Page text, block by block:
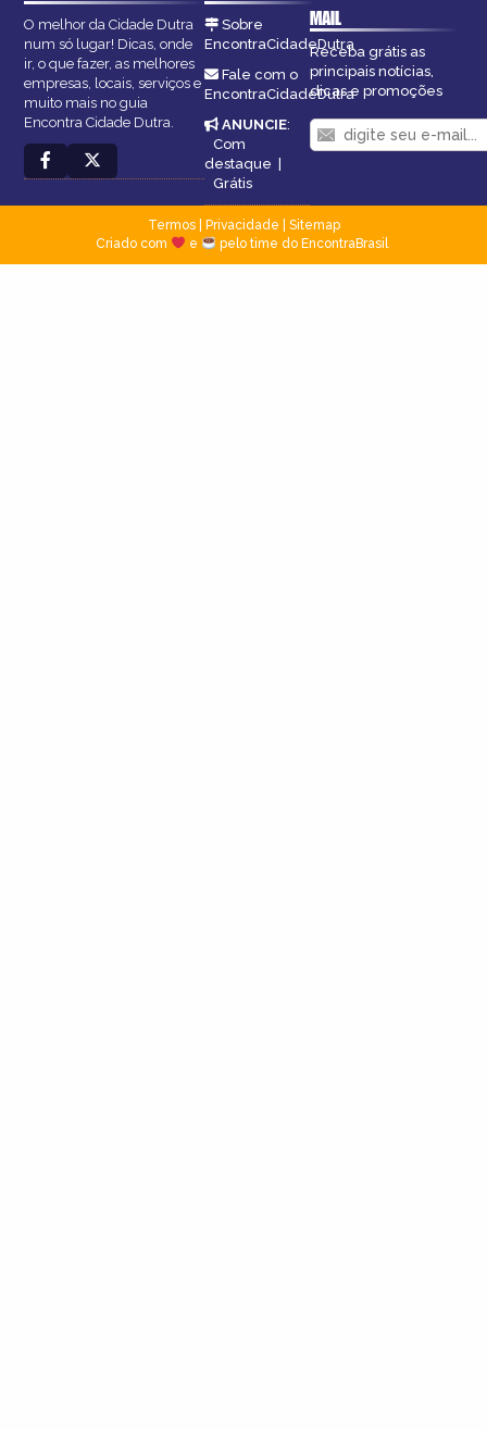
O melhor da Cidade Dutra
num só lugar! Dicas, onde
ir, o que fazer, as melhores
empresas, locais, serviços e
muito mais no guia
Encontra Cidade Dutra.
Sobre
EncontraCidadeDutra
Fale com o
EncontraCidadeDutra
ANUNCIE:
Com
destaque
Grátis
MAIL
Receba grátis as
principais notícias,
dicas e promoções
Termos| Privacidade
Sitemap
Criado com
e pelo time do EncontraBrasil